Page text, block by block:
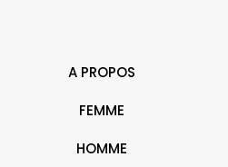
A PROPOS
FEMME
HOMME